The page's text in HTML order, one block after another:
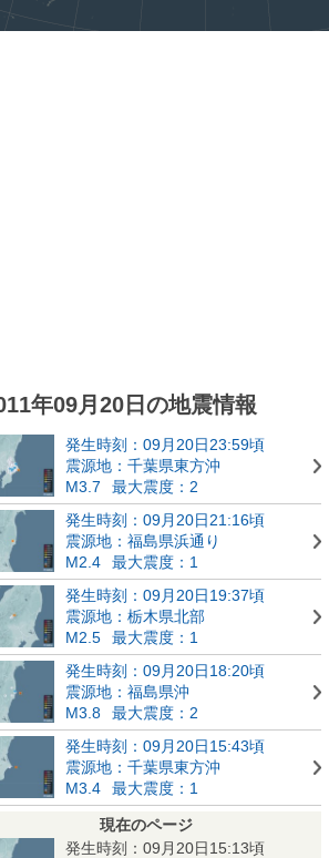
年09月20日の地震情報
発生時刻：09月20日23:59頃
震源地：千葉県東方沖
M3.7
最大震度：2
発生時刻：09月20日21:16頃
震源地：福島県浜通り
M2.4
最大震度：1
発生時刻：09月20日19:37頃
震源地：栃木県北部
M2.5
最大震度：1
発生時刻：09月20日18:20頃
震源地：福島県沖
M3.8
最大震度：2
発生時刻：09月20日15:43頃
震源地：千葉県東方沖
M3.4
最大震度：1
現在のページ
発生時刻：09月20日15:13頃